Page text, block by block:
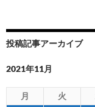
投稿記事アーカイブ
2021年11月
月 火